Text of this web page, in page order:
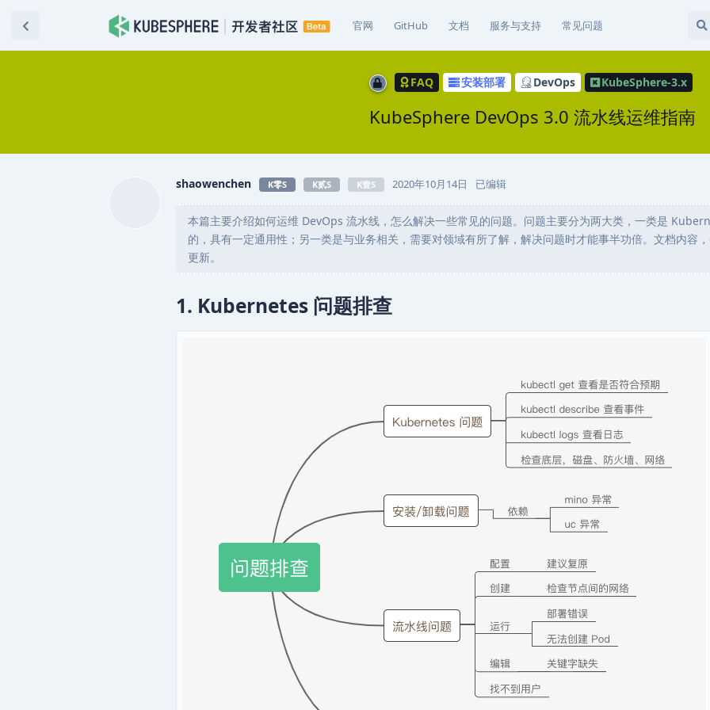
官网 GitHub 文档 服务与支持 常见问题
FAQ 安装部署 DevOps KubeSphere-3.x
KubeSphere DevOps 3.0 流水线运维指南
shaowenchen K零S K贰S K壹S 2020年10月14日 已编辑
本篇主要介绍如何运维 DevOps 流水线，怎么解决一些常见的问题。问题主要分为两大类，一类是
的，具有一定通用性；另一类是与业务相关，需要对领域有所了解，解决问题时才能事半功倍。文档内容
更新。
1. Kubernetes 问题排查